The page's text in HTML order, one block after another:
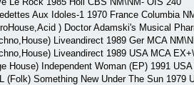
Aux Idoles-1 1970 France Columbia
) Doctor Adamski's Musical
Liveandirect 1989 Ger MCA
Liveandirect 1989 USA MCA
House) Independent Woman (EP) 1991
(Folk) Something New Under The Sun 1979